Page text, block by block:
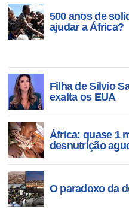
500 anos de
ajudar a África?
Filha de Silvio
exalta os EUA
África: quase 1
desnutrição
O paradoxo da